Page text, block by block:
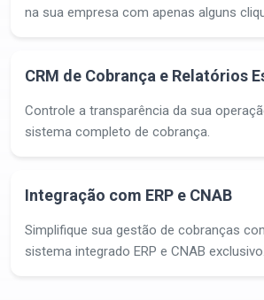
na sua empresa com apenas alguns
CRM de Cobrança e Relatórios
Controle a transparência da sua
sistema completo de cobrança.
Integração com ERP e CNAB
Simplifique sua gestão de cobranças
sistema integrado ERP e CNAB exclusivo.